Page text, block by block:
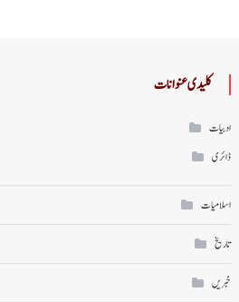
کلیدی عنوانات
ادبیات
ڈائری
اسلامیات
تاریخ
خبریں